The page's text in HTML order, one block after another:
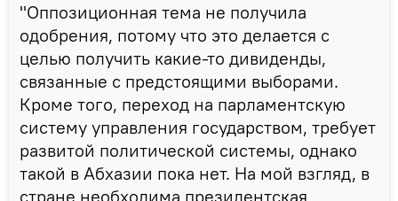
"Оппозиционная тема не получила
одобрения, потому что это делается с
целью получить какие-то дивиденды,
связанные с предстоящими выборами.
Кроме того, переход на парламентскую
систему управления государством, требует
развитой политической системы, однако
такой в Абхазии пока нет. На мой взгляд, в
стране необходима президентская